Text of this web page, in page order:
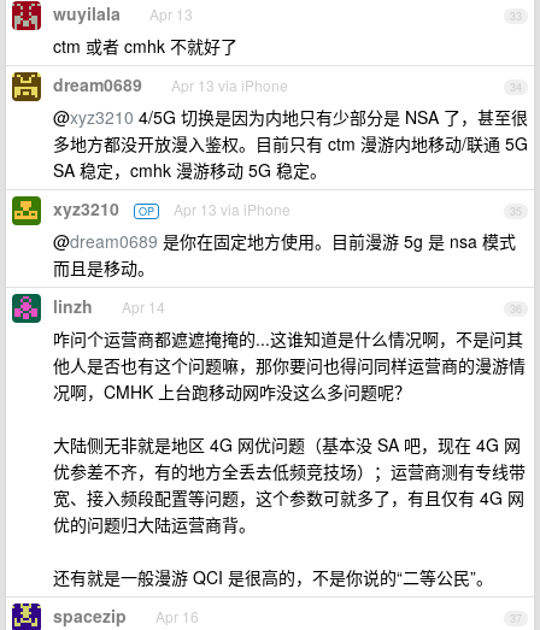
33
wuyilala Apr 13
ctm 或者 cmhk 不就好了
34
dream0689 Apr 13 via iPhone
@xyz3210 4/5G 切换是因为内地只有少部分是 NSA 了，甚至很
多地方都没开放漫入鉴权。目前只有 ctm 漫游内地移动/联通 5G
SA 稳定，cmhk 漫游移动 5G 稳定。
35
xyz3210 OP Apr 13 via iPhone
@dream0689 是你在固定地方使用。目前漫游 5g 是 nsa 模式
而且是移动。
36
linzh Apr 14
咋问个运营商都遮遮掩掩的...这谁知道是什么情况啊，不是问其
他人是否也有这个问题嘛，那你要问也得问同样运营商的漫游情
况啊，CMHK 上台跑移动网咋没这么多问题呢？
大陆侧无非就是地区 4G 网优问题（基本没 SA 吧，现在 4G 网
优参差不齐，有的地方全丢去低频竞技场）；运营商测有专线带
宽、接入频段配置等问题，这个参数可就多了，有且仅有 4G 网
优的问题归大陆运营商背。
还有就是一般漫游 QCI 是很高的，不是你说的“二等公民”。
37
spacezip Apr 16